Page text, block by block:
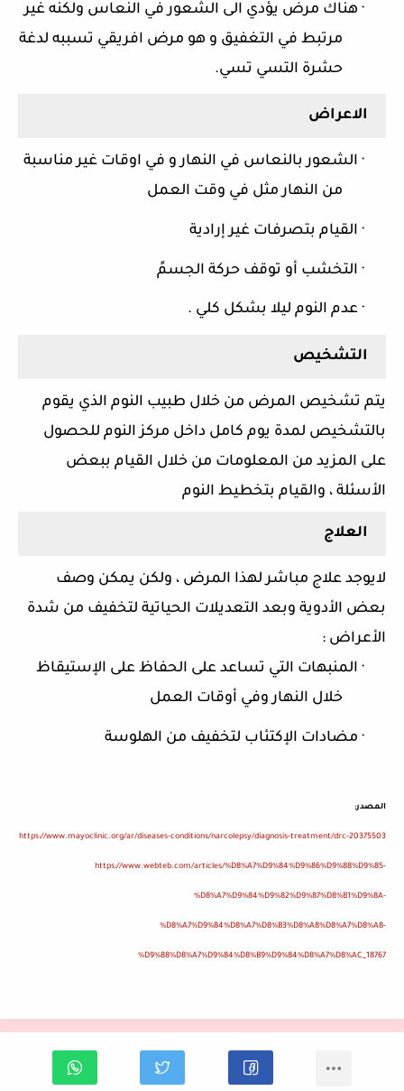
· هناك مرض يؤدي الى الشعور في النعاس ولكنه غير
مرتبط في التغفيق و هو مرض افريقي تسببه لدغة
حشرة التسي تسي.
الاعراض
· الشعور بالنعاس في النهار و في اوقات غير مناسبة
من النهار مثل في وقت العمل
· القيام بتصرفات غير إرادية
· التخشب أو توقف حركة الجسمً
· عدم النوم ليلا بشكل كلي .
التشخيص
يتم تشخيص المرض من خلال طبيب النوم الذي يقوم
بالتشخيص لمدة يوم كامل داخل مركز النوم للحصول
على المزيد من المعلومات من خلال القيام ببعض
الأسئلة ، والقيام بتخطيط النوم
العلاج
لايوجد علاج مباشر لهذا المرض ، ولكن يمكن وصف
بعض الأدوية وبعد التعديلات الحياتية لتخفيف من شدة
الأعراض :
· المنبهات التي تساعد على الحفاظ على الإستيقاظ
خلال النهار وفي أوقات العمل
· مضادات الإكتئاب لتخفيف من الهلوسة
المصدر:
https://www.mayoclinic.org/ar/diseases-conditions/narcolepsy/diagnosis-treatment/drc-20375503
https://www.webteb.com/articles/%D8%A7%D9%84%D9%86%D9%88%D9%85-
%D8%A7%D9%84%D9%82%D9%87%D8%B1%D9%8A-
%D8%A7%D9%84%D8%A7%D8%B3%D8%A8%D8%A7%D8%A8-
%D9%88%D8%A7%D9%84%D8%B9%D9%84%D8%A7%D8%AC_18767